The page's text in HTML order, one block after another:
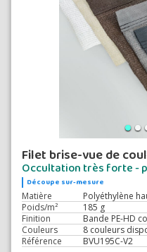
Filet brise-vue de
Occultation très forte -
Découpe sur-mesure
Matière
Polyéthylène
Poids/m²
185 g
Finition
Bande PE-HD
Couleurs
8 couleurs
Référence
BVU195C-V2